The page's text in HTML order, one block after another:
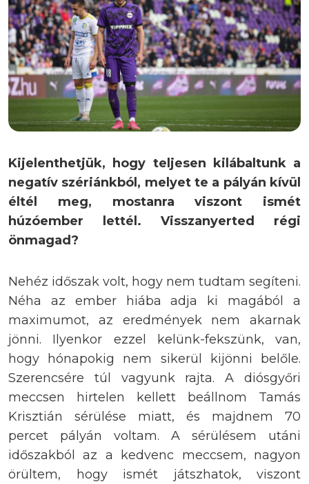
Kijelenthetjük, hogy teljesen kilábaltunk a
negatív szériánkból, melyet te a pályán kívül
éltél meg, mostanra viszont ismét
húzóember lettél. Visszanyerted régi
önmagad?
Nehéz időszak volt, hogy nem tudtam segíteni.
Néha az ember hiába adja ki magából a
maximumot, az eredmények nem akarnak
jönni. Ilyenkor ezzel kelünk-fekszünk, van,
hogy hónapokig nem sikerül kijönni belőle.
Szerencsére túl vagyunk rajta. A diósgyőri
meccsen hirtelen kellett beállnom Tamás
Krisztián sérülése miatt, és majdnem 70
percet pályán voltam. A sérülésem utáni
időszakból az a kedvenc meccsem, nagyon
örültem, hogy ismét játszhatok, viszont